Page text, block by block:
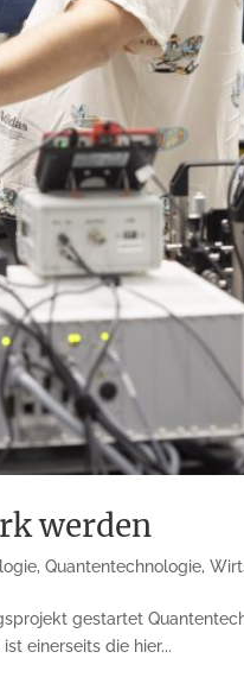
werden
,Quantentechnologie,
gestartet
einerseits die hier...